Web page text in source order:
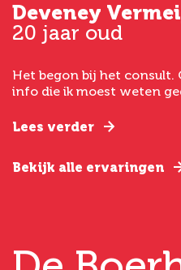
Deveney
20 jaar oud
Het begon bij het consult.
info die ik moest weten
Lees verder
Bekijk alle ervaringen